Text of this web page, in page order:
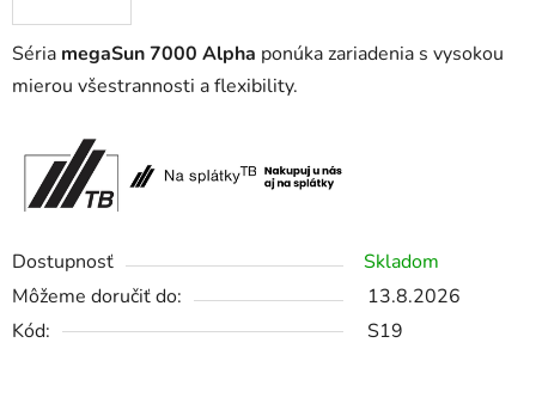
Séria megaSun 7000 Alpha ponúka zariadenia s vysokou
mierou všestrannosti a flexibility.
Dostupnosť
Skladom
Môžeme doručiť do:
13.8.2026
Kód:
S19